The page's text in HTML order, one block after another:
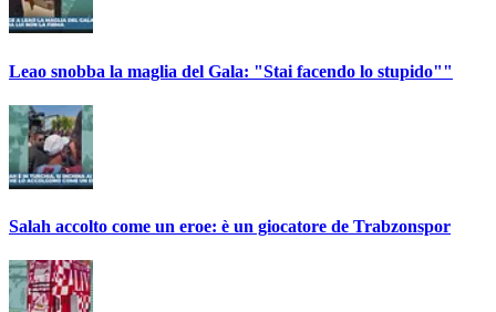
Leao snobba la maglia del Gala: "Stai facendo lo stupido""
Salah accolto come un eroe: è un giocatore de Trabzonspor